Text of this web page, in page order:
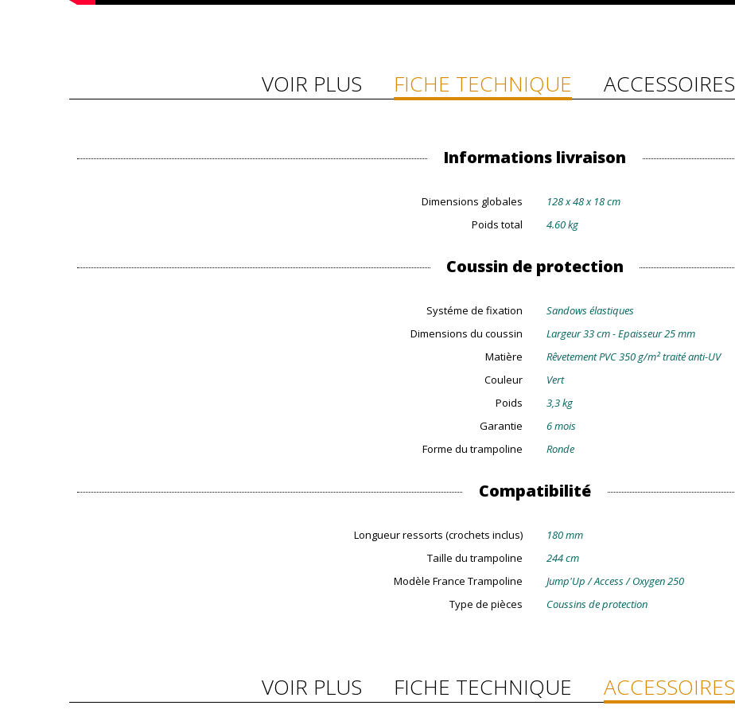
VOIR PLUS FICHE TECHNIQUE ACCESSOIRES
Informations livraison
Dimensions globales
128 x 48 x 18 cm
Poids total
4.60 kg
Coussin de protection
Systéme de fixation
Sandows élastiques
Dimensions du coussin
Largeur 33 cm - Epaisseur 25 mm
Matière
Rêvetement PVC 350 g/m² traité anti-UV
Couleur
Vert
Poids
3,3 kg
Garantie
6 mois
Forme du trampoline
Ronde
Compatibilité
Longueur ressorts (crochets inclus)
180 mm
Taille du trampoline
244 cm
Modèle France Trampoline
Jump'Up / Access / Oxygen 250
Type de pièces
Coussins de protection
VOIR PLUS FICHE TECHNIQUE ACCESSOIRES